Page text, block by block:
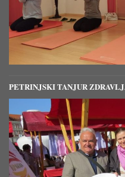
PETRINJSKI TANJUR